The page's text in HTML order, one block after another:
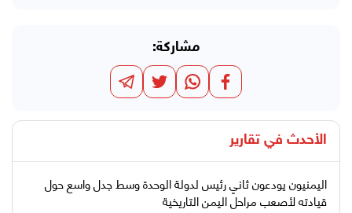
مشاركة:
الأحدث في تقارير
اليمنيون يودعون ثاني رئيس لدولة الوحدة وسط جدل واسع حول
قيادته لأصعب مراحل اليمن التاريخية